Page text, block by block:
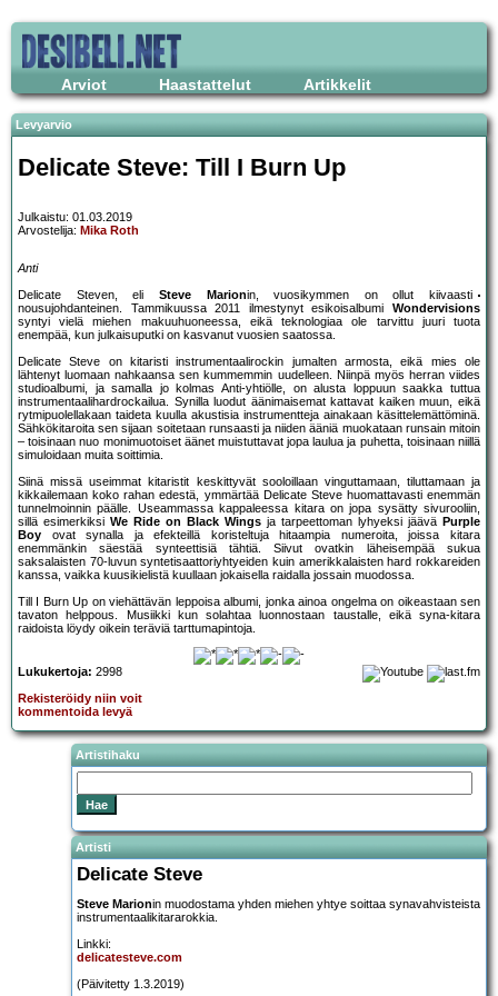
Arviot Haastattelut Artikkelit
Levyarvio
Delicate Steve: Till I Burn Up
Julkaistu: 01.03.2019
Arvostelija: Mika Roth
Anti
Delicate Steven, eli Steve Marionin, vuosikymmen on ollut kiivaasti
nousujohdanteinen. Tammikuussa 2011 ilmestynyt esikoisalbumi Wondervisions
syntyi vielä miehen makuuhuoneessa, eikä teknologiaa ole tarvittu juuri tuota
enempää, kun julkaisuputki on kasvanut vuosien saatossa.
Delicate Steve on kitaristi instrumentaalirockin jumalten armosta, eikä mies ole
lähtenyt luomaan nahkaansa sen kummemmin uudelleen. Niinpä myös herran viides
studioalbumi, ja samalla jo kolmas Anti-yhtiölle, on alusta loppuun saakka tuttua
instrumentaalihardrockailua. Synilla luodut äänimaisemat kattavat kaiken muun, eikä
rytmipuolellakaan taideta kuulla akustisia instrumentteja ainakaan käsittelemättöminä.
Sähkökitaroita sen sijaan soitetaan runsaasti ja niiden ääniä muokataan runsain mitoin
– toisinaan nuo monimuotoiset äänet muistuttavat jopa laulua ja puhetta, toisinaan niillä
simuloidaan muita soittimia.
Siinä missä useimmat kitaristit keskittyvät sooloillaan vinguttamaan, tiluttamaan ja
kikkailemaan koko rahan edestä, ymmärtää Delicate Steve huomattavasti enemmän
tunnelmoinnin päälle. Useammassa kappaleessa kitara on jopa sysätty sivurooliin,
sillä esimerkiksi We Ride on Black Wings ja tarpeettoman lyhyeksi jäävä Purple
Boy ovat synalla ja efekteillä koristeltuja hitaampia numeroita, joissa kitara
enemmänkin säestää synteettisiä tähtiä. Siivut ovatkin läheisempää sukua
saksalaisten 70-luvun syntetisaattoriyhtyeiden kuin amerikkalaisten hard rokkareiden
kanssa, vaikka kuusikielistä kuullaan jokaisella raidalla jossain muodossa.
Till I Burn Up on viehättävän leppoisa albumi, jonka ainoa ongelma on oikeastaan sen
tavaton helppous. Musiikki kun solahtaa luonnostaan taustalle, eikä syna-kitara
raidoista löydy oikein teräviä tarttumapintoja.
Lukukertoja: 2998
Rekisteröidy niin voit
kommentoida levyä
Artistihaku
Artisti
Delicate Steve
Steve Marionin muodostama yhden miehen yhtye soittaa synavahvisteista
instrumentaalikitararokkia.
Linkki:
delicatesteve.com
(Päivitetty 1.3.2019)